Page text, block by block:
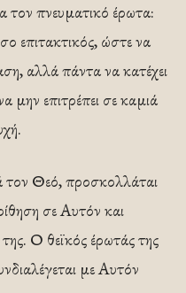
τον πνευματικό έρωτα:
επιτακτικός, ώστε να
αλλά πάντα να κατέχει
μην επιτρέπει σε καμιά
Θεό, προσκολλάται
σε Αυτόν και
Ο θεϊκός έρωτάς της
με Αυτόν